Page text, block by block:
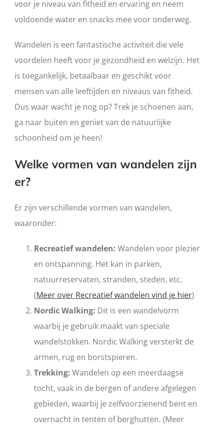
voor je niveau van fitheid en ervaring en neem
voldoende water en snacks mee voor onderweg.
Wandelen is een fantastische activiteit die vele
voordelen heeft voor je gezondheid en welzijn. Het
is toegankelijk, betaalbaar en geschikt voor
mensen van alle leeftijden en niveaus van fitheid.
Dus waar wacht je nog op? Trek je schoenen aan,
ga naar buiten en geniet van de natuurlijke
schoonheid om je heen!
Welke vormen van wandelen zijn
er?
Er zijn verschillende vormen van wandelen,
waaronder:
Recreatief wandelen: Wandelen voor plezier
en ontspanning. Het kan in parken,
natuurreservaten, stranden, steden, etc.
(Meer over Recreatief wandelen vind je hier)
Nordic Walking: Dit is een wandelvorm
waarbij je gebruik maakt van speciale
wandelstokken. Nordic Walking versterkt de
armen, rug en borstspieren.
Trekking: Wandelen op een meerdaagse
tocht, vaak in de bergen of andere afgelegen
gebieden, waarbij je zelfvoorzienend bent en
overnacht in tenten of berghutten. (Meer